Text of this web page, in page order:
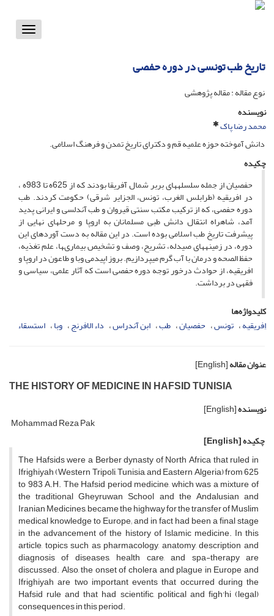
Toggle
تاریخ طب تونسى در دوره حفصى‏
نوع مقاله : مقاله پژوهشی
نویسنده
محمد رضا پاک
دانش آموخته حوزه علمیه قم و دکتراى تاریخ تمدن و فرهنگ اسلامى.
چکیده
حفصیان از جمله سلسله‏هاى بربر شمال آفریقا بودند که از 625ه تا 983ه ،
در افریقیه (طرابلس الغرب، تونس، الجزایر شرقى) حکومت کردند. طب
دوره حفصى، که از ترکیب مکتب سنتى قیروان و طب آندلسى و ایرانى پدید
آمد، شاه‏راه انتقال دانش طبى مسلمانان به اروپا و مرحله‏اى نهایى از
پیشرفت تاریخ طب اسلامى بوده است. در این مقاله به دست آوردهاى این
دوره، در زمینه‏هاى صیدله، تشریح، وصف و تشخیص بیمارى‏ها، علم تغذیه،
حفظ الصحه و درمان با آب گرم مى‏پردازیم. بروز اپیدمى وبا و طاعون در اروپا و
افریقیه، از حوادث درخور توجه دوره حفصى است که آثار علمى، سیاسى و
فقهى در برداشت.
کلیدواژه‌ها
اِفریقیه تونس حفصیان طب ابن آندراس داء الافرنج وبا استسقاء
عنوان مقاله[English]
THE HISTORY OF MEDICINE IN HAFSID TUNISIA
نویسنده[English]
Mohammad Reza Pak
چکیده[English]
The Hafsids were a Berber dynasty of North Africa that ruled in
Ifrighiyah (Western Tripoli, Tunisia, and Eastern Algeria) from 625
to 983 A.H. The Hafsid period medicine, which was a mixture of
the traditional Gheyruwan School and the Andalusian and
Iranian Medicines, became the highway for the transfer of Muslim
medical knowledge to Europe; and in fact had been a final stage
in the advancement of the history of Islamic medicine. In this
article, topics such as pharmacology, anatomy, description and
diagnosis of diseases, health care, and spa-therapy are
discussed. Also, the onset of cholera and plague in Europe and
Ifrighiyah are two important events that occurred during the
Hafsid rule and that had scientific, political and figh'hi (legal)
consequences in this period.